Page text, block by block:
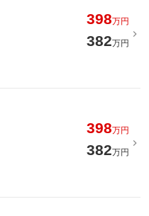
398万円
382万円
398万円
382万円